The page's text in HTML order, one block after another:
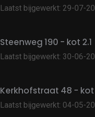
Laatst bijgewerkt: 29-07-
Steenweg 190 - kot 2.1
Laatst bijgewerkt: 30-06-
Kerkhofstraat 48 - kot
Laatst bijgewerkt: 04-05-